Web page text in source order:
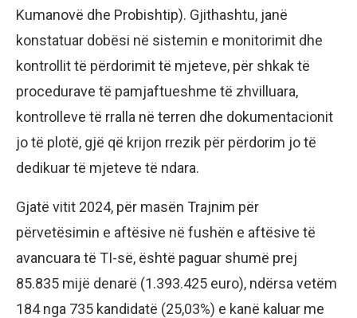
Kumanovë dhe Probishtip). Gjithashtu, janë
konstatuar dobësi në sistemin e monitorimit dhe
kontrollit të përdorimit të mjeteve, për shkak të
procedurave të pamjaftueshme të zhvilluara,
kontrolleve të rralla në terren dhe dokumentacionit
jo të plotë, gjë që krijon rrezik për përdorim jo të
dedikuar të mjeteve të ndara.
Gjatë vitit 2024, për masën Trajnim për
përvetësimin e aftësive në fushën e aftësive të
avancuara të TI-së, është paguar shumë prej
85.835 mijë denarë (1.393.425 euro), ndërsa vetëm
184 nga 735 kandidatë (25,03%) e kanë kaluar me